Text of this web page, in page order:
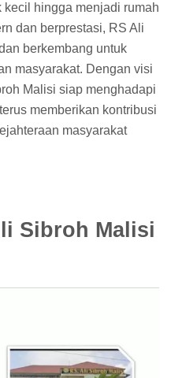
hingga menjadi rumah
dan berprestasi, RS Ali
berkembang untuk
masyarakat. Dengan visi
Malisi siap menghadapi
memberikan kontribusi
masyarakat
Sibroh Malisi